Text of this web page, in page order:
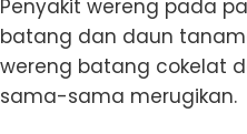
Penyakit wereng pada
batang dan daun
wereng batang cokelat
sama-sama merugikan.